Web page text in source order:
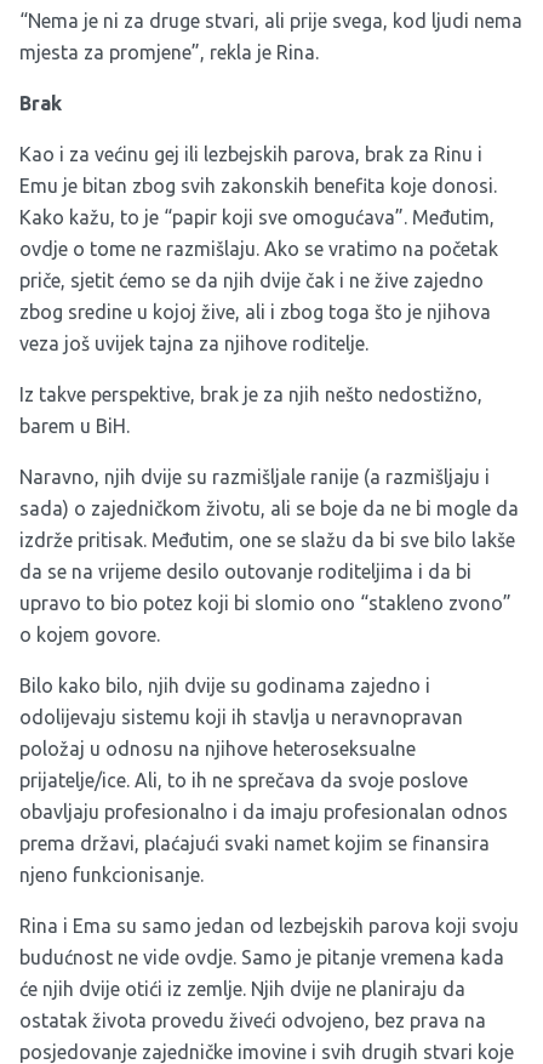
“Nema je ni za druge stvari, ali prije svega, kod ljudi nema
mjesta za promjene”, rekla je Rina.
Brak
Kao i za većinu gej ili lezbejskih parova, brak za Rinu i
Emu je bitan zbog svih zakonskih benefita koje donosi.
Kako kažu, to je “papir koji sve omogućava”. Međutim,
ovdje o tome ne razmišlaju. Ako se vratimo na početak
priče, sjetit ćemo se da njih dvije čak i ne žive zajedno
zbog sredine u kojoj žive, ali i zbog toga što je njihova
veza još uvijek tajna za njihove roditelje.
Iz takve perspektive, brak je za njih nešto nedostižno,
barem u BiH.
Naravno, njih dvije su razmišljale ranije (a razmišljaju i
sada) o zajedničkom životu, ali se boje da ne bi mogle da
izdrže pritisak. Međutim, one se slažu da bi sve bilo lakše
da se na vrijeme desilo outovanje roditeljima i da bi
upravo to bio potez koji bi slomio ono “stakleno zvono”
o kojem govore.
Bilo kako bilo, njih dvije su godinama zajedno i
odolijevaju sistemu koji ih stavlja u neravnopravan
položaj u odnosu na njihove heteroseksualne
prijatelje/ice. Ali, to ih ne sprečava da svoje poslove
obavljaju profesionalno i da imaju profesionalan odnos
prema državi, plaćajući svaki namet kojim se finansira
njeno funkcionisanje.
Rina i Ema su samo jedan od lezbejskih parova koji svoju
budućnost ne vide ovdje. Samo je pitanje vremena kada
će njih dvije otići iz zemlje. Njih dvije ne planiraju da
ostatak života provedu živeći odvojeno, bez prava na
posjedovanje zajedničke imovine i svih drugih stvari koje